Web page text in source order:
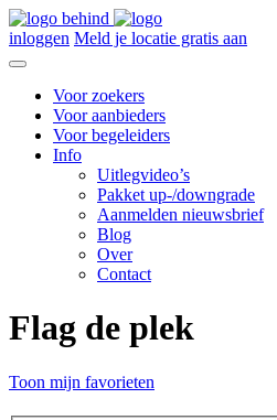
inloggen Meld je locatie gratis aan
Voor zoekers
Voor aanbieders
Voor begeleiders
Info
Uitlegvideo’s
Pakket up-/downgrade
Aanmelden nieuwsbrief
Blog
Over
Contact
Flag de plek
Toon mijn favorieten